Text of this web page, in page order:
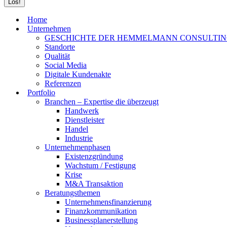
Home
Unternehmen
GESCHICHTE DER HEMMELMANN
Standorte
Qualität
Social Media
Digitale Kundenakte
Referenzen
Portfolio
Branchen – Expertise die überzeugt
Handwerk
Dienstleister
Handel
Industrie
Unternehmenphasen
Existenzgründung
Wachstum / Festigung
Krise
M&A Transaktion
Beratungsthemen
Unternehmensfinanzierung
Finanzkommunikation
Businessplanerstellung